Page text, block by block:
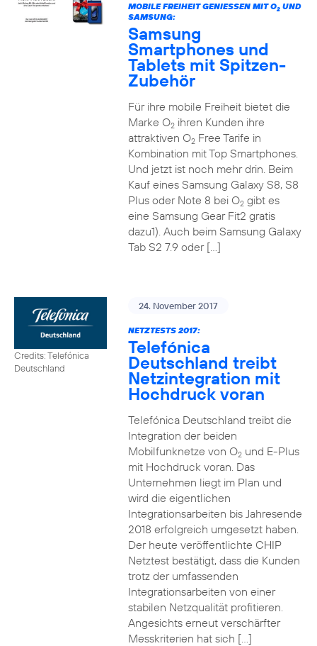
MOBILE FREIHEIT GENIESSEN MIT O 2UND
SAMSUNG:
Samsung
Smartphones und
Tablets mit Spitzen-
Zubehör
Für ihre mobile Freiheit bietet die
Marke O2ihren Kunden ihre
attraktiven O2Free Tarife in
Kombination mit Top Smartphones.
Und jetzt ist noch mehr drin. Beim
Kauf eines Samsung Galaxy S8, S8
Plus oder Note 8 bei O2gibt es
eine Samsung Gear Fit2 gratis
dazu1). Auch beim Samsung Galaxy
Tab S2 7.9 oder […]
Credits: Telefónica
Deutschland
24. November 2017
NETZTESTS 2017:
Telefónica
Deutschland treibt
Netzintegration mit
Hochdruck voran
Telefónica Deutschland treibt die
Integration der beiden
Mobilfunknetze von O2und E-Plus
mit Hochdruck voran. Das
Unternehmen liegt im Plan und
wird die eigentlichen
Integrationsarbeiten bis Jahresende
2018 erfolgreich umgesetzt haben.
Der heute veröffentlichte CHIP
Netztest bestätigt, dass die Kunden
trotz der umfassenden
Integrationsarbeiten von einer
stabilen Netzqualität profitieren.
Angesichts erneut verschärfter
Messkriterien hat sich […]